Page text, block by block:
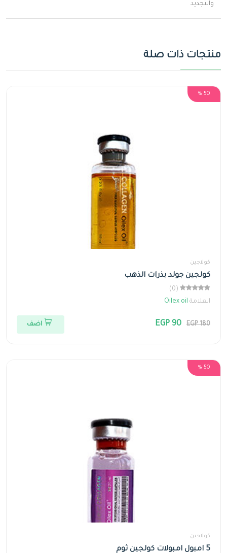
والتجديد
منتجات ذات صلة
50 %
كولاجين
كولجين جولد بذرات الذهب
(0)
العلامة Oilex oil
EGP 90 EGP 180 اضف
50 %
كولاجين
5 امبول امبولات كولجين ثوم